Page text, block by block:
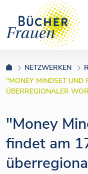
NETZWERKEN
"MONEY MINDSET UND
ÜBERREGIONALER
"Money
findet am